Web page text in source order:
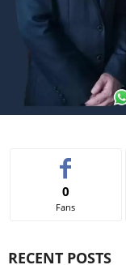
0
Fans
RECENT POSTS